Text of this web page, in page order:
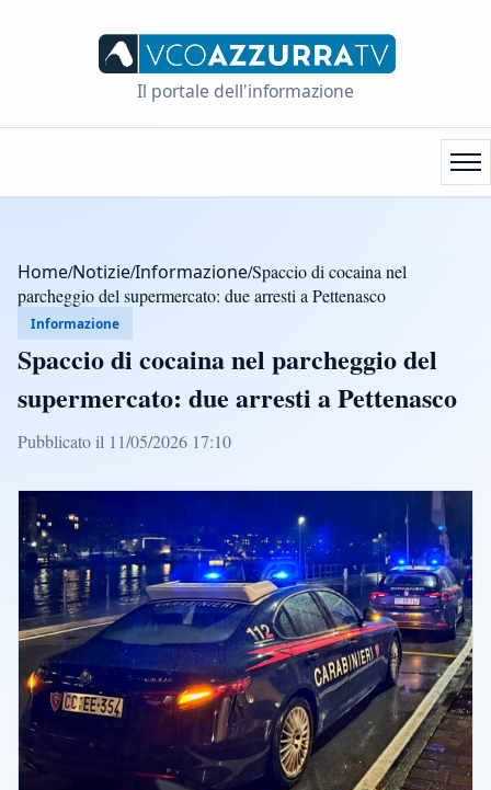
Il portale dell'informazione
Home/Notizie/Informazione/Spaccio di cocaina nel
parcheggio del supermercato: due arresti a Pettenasco
Informazione
Spaccio di cocaina nel parcheggio del
supermercato: due arresti a Pettenasco
Pubblicato il 11/05/2026 17:10